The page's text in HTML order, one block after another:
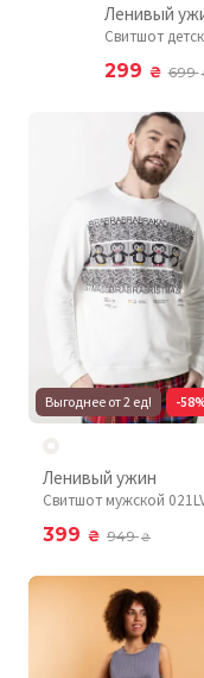
Ленивый
Свитшот
299 ₴ 699
Выгоднее от 2 ед! -
Ленивый ужин
Свитшот мужской
399 ₴ 949₴